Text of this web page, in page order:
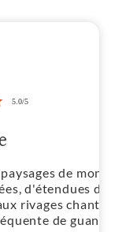
de
de